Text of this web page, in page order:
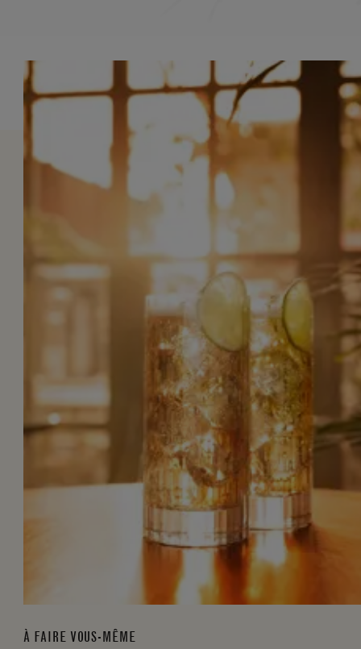
À FAIRE VOUS-MÊME